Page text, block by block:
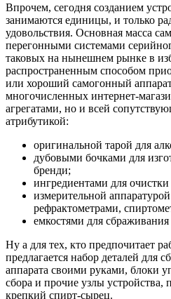
Впрочем, сегодня созданием
занимаются единицы, и только
удовольствия. Основная масса
перегонными системами
таковых на нынешнем рынке в
распространенным способом
или хороший самогонный аппарат
многочисленных интернет-
агрегатами, но и всей
атрибутикой:
оригинальной тарой для
дубовыми бочками для
бренди;
ингредиентами для
измерительной
рефрактометрами,
емкостями для сбраживания
Ну а для тех, кто предпочитает
предлагается набор деталей для
аппарата своими руками, блоки
сбора и прочие узлы устройства,
крепкий спирт-сырец.